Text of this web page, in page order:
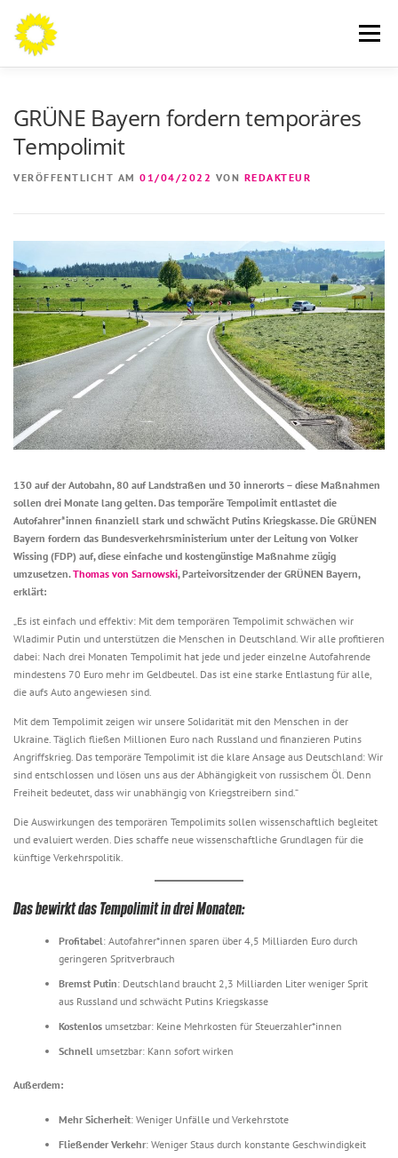
Inhalt
springen
Menü
GRÜNE Bayern fordern temporäres
Tempolimit
VERÖFFENTLICHT AM 01/04/2022 VON REDAKTEUR
130 auf der Autobahn, 80 auf Landstraßen und 30 innerorts – diese Maßnahmen
sollen drei Monate lang gelten. Das temporäre Tempolimit entlastet die
Autofahrer*innen finanziell stark und schwächt Putins Kriegskasse. Die GRÜNEN
Bayern fordern das Bundesverkehrsministerium unter der Leitung von Volker
Wissing (FDP) auf, diese einfache und kostengünstige Maßnahme zügig
umzusetzen.Thomas von Sarnowski, Parteivorsitzender der GRÜNEN Bayern,
erklärt:
„Es ist einfach und effektiv: Mit dem temporären Tempolimit schwächen wir
Wladimir Putin und unterstützen die Menschen in Deutschland. Wir alle profitieren
dabei: Nach drei Monaten Tempolimit hat jede und jeder einzelne Autofahrende
mindestens 70 Euro mehr im Geldbeutel. Das ist eine starke Entlastung für alle,
die aufs Auto angewiesen sind.
Mit dem Tempolimit zeigen wir unsere Solidarität mit den Menschen in der
Ukraine. Täglich fließen Millionen Euro nach Russland und finanzieren Putins
Angriffskrieg. Das temporäre Tempolimit ist die klare Ansage aus Deutschland: Wir
sind entschlossen und lösen uns aus der Abhängigkeit von russischem Öl. Denn
Freiheit bedeutet, dass wir unabhängig von Kriegstreibern sind.“
Die Auswirkungen des temporären Tempolimits sollen wissenschaftlich begleitet
und evaluiert werden. Dies schaffe neue wissenschaftliche Grundlagen für die
künftige Verkehrspolitik.
Das bewirkt das Tempolimit in drei Monaten:
Profitabel: Autofahrer*innen sparen über 4,5 Milliarden Euro durch
geringeren Spritverbrauch
Bremst Putin: Deutschland braucht 2,3 Milliarden Liter weniger Sprit
aus Russland und schwächt Putins Kriegskasse
Kostenlosumsetzbar: Keine Mehrkosten für Steuerzahler*innen
Schnell umsetzbar: Kann sofort wirken
Außerdem:
Mehr Sicherheit: Weniger Unfälle und Verkehrstote
Fließender Verkehr: Weniger Staus durch konstante Geschwindigkeit